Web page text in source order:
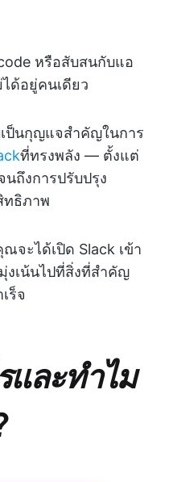
หรือสับสนกับแอ
ด้อยู่คนเดียว
ป็นกุญแจสำคัญในการ
ที่ทรงพลัง — ตั้งแต่
ถึงการปรับปรุง
ทธิภาพ
จะได้เปิด Slack เข้า
งเน้นไปที่สิ่งที่สำคัญ
ร็จ
และทำไม